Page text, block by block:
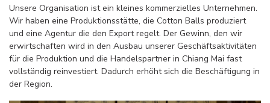
Unsere Organisation ist ein kleines kommerzielles Unternehmen.
Wir haben eine Produktionsstätte, die Cotton Balls produziert
und eine Agentur die den Export regelt. Der Gewinn, den wir
erwirtschaften wird in den Ausbau unserer Geschäftsaktivitäten
für die Produktion und die Handelspartner in Chiang Mai fast
vollständig reinvestiert. Dadurch erhöht sich die Beschäftigung in
der Region.